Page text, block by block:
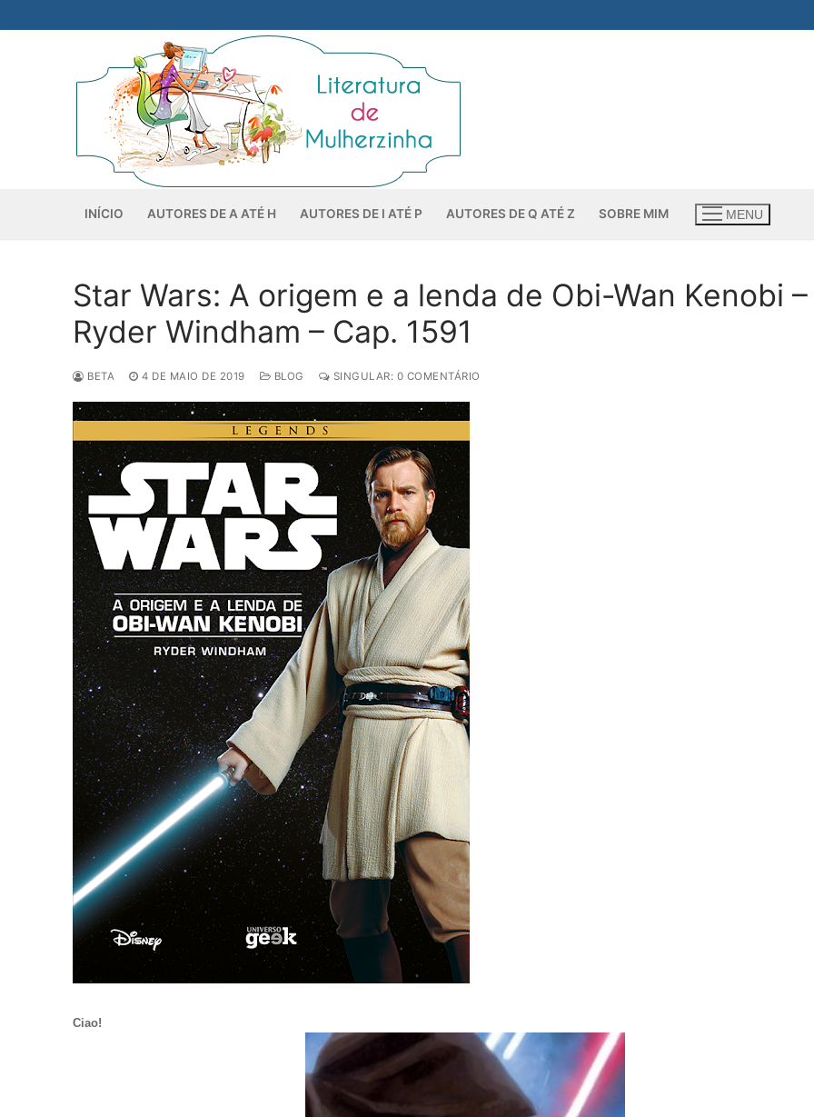
para
INÍCIO AUTORES DE A ATÉ H AUTORES DE I ATÉ P AUTORES DE Q ATÉ Z SOBRE MIM MENU
Star Wars: A origem e a lenda de Obi-Wan Kenobi –
Ryder Windham – Cap. 1591
BETA 4 DE MAIO DE 2019 BLOG SINGULAR: 0 COMENTÁRIO
Ciao!